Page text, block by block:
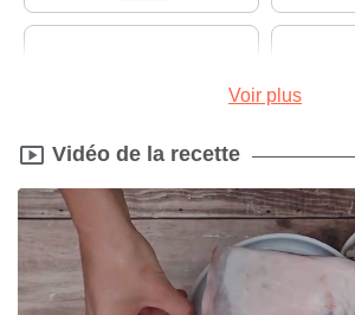
Acheter
Cocotte
Voir plus
Vidéo de la recette